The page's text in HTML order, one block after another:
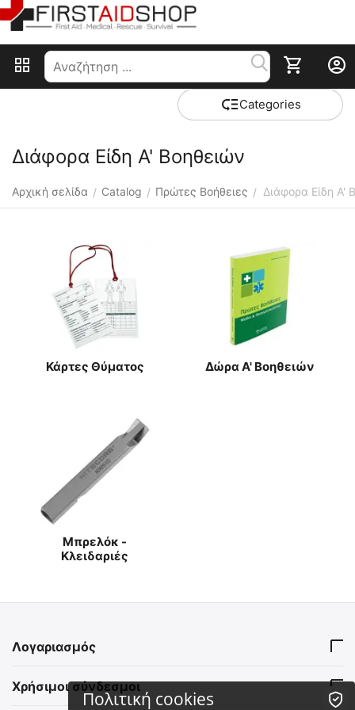
Сategories
Διάφορα Είδη Α' Βοηθειών
Αρχική σελίδα / Catalog / Πρώτες Βοήθειες / Διάφορα Είδη Α'
Κάρτες Θύματος Δώρα Α' Βοηθειών
Μπρελόκ -
Κλειδαριές
Λογαριασμός
Χρήσιμοι σύνδεσμοι
Πολιτική cookies